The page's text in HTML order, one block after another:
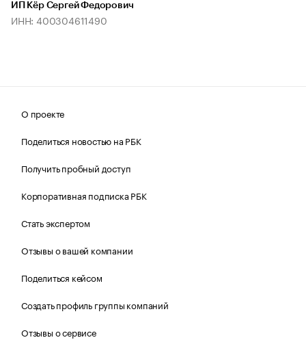
ИП Кёр Сергей Федорович
ИНН: 400304611490
О проекте
Поделиться новостью на РБК
Получить пробный доступ
Корпоративная подписка РБК
Стать экспертом
Отзывы о вашей компании
Поделиться кейсом
Создать профиль группы компаний
Отзывы о сервисе